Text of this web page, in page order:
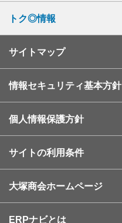
トク◎情報
サイトマップ
情報セキュリティ基本方針
個人情報保護方針
サイトの利用条件
大塚商会ホームページ
ERPナビとは